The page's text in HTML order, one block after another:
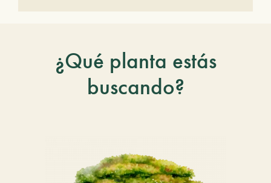
¿Qué planta estás
buscando?